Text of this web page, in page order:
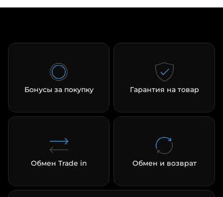
Бонусы за покупку Гарантия на товар
Обмен Trade in Обмен и возврат
раз в 2 недели